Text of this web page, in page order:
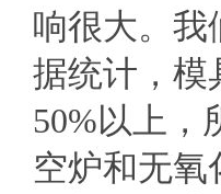
响很大。我
据统计，模
50%以上，
空炉和无氧